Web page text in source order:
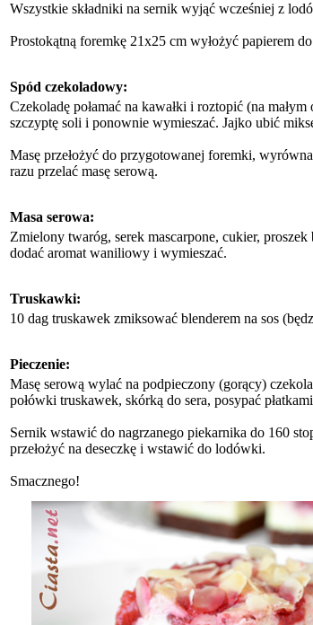
Wszystkie składniki na sernik wyjąć wcześniej z
Prostokątną foremkę 21x25 cm wyłożyć papierem
Spód czekoladowy:
Czekoladę połamać na kawałki i roztopić (na
szczyptę soli i ponownie wymieszać. Jajko ubić
Masę przełożyć do przygotowanej foremki,
razu przelać masę serową.
Masa serowa:
Zmielony twaróg, serek mascarpone, cukier,
dodać aromat waniliowy i wymieszać.
Truskawki:
10 dag truskawek zmiksować blenderem na sos
Pieczenie:
Masę serową wylać na podpieczony (gorący)
połówki truskawek, skórką do sera, posypać
Sernik wstawić do nagrzanego piekarnika do 160
przełożyć na deseczkę i wstawić do lodówki.
Smacznego!